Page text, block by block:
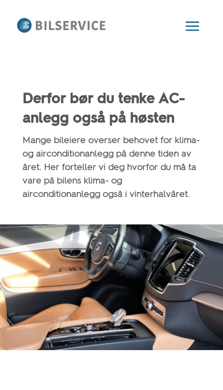
Derfor bør du tenke AC-
anlegg også på høsten
Mange bileiere overser behovet for klima-
og airconditionanlegg på denne tiden av
året. Her forteller vi deg hvorfor du må ta
vare på bilens klima- og
airconditionanlegg også i vinterhalvåret.